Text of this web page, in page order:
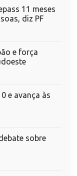
11 meses
diz PF
e força
e avança às
sobre